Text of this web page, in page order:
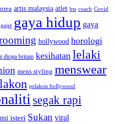
artis malaysia atlet bts coach Covid
gajet gaya hidup gaya
hollywood horologi
diraja britain kesihatan lelaki
mens styling menswear
pelakon hollywood
segak rapi
isteri Sukan viral